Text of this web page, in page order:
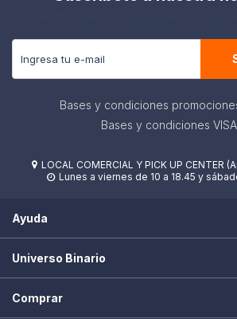
Bases y condiciones
Bases y condiciones
 LOCAL COMERCIAL Y PICK UP CENTER
 Lunes a viernes de 10 a 18.45 y
Ayuda
Universo Binario
Comprar